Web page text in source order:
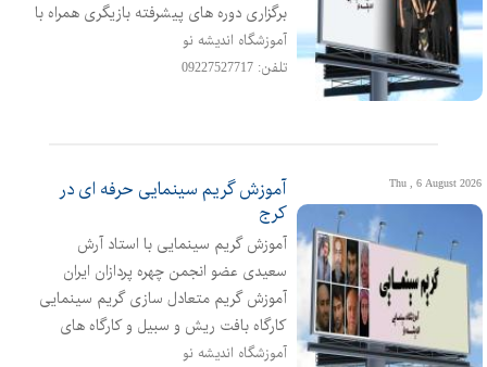
برگزاری دوره های پیشرفته بازیگری همراه با
کارگاه های ایده تا اجرا ارائه مدارک معتبر در
پایان دوره برای هنرجویان شروع دوره از اول
آموزشگاه اندیشه نو
تلفن: 09227527717
Thu , 6 August 2026
آموزش گریم سینمایی حرفه ای در
کرج
آموزش گریم سینمایی با استاد آرش
سعیدی عضو انجمن چهره پردازان ایران
آموزش گریم متعادل سازی گریم سینمایی
کارگاه بافت ریش و سبیل و کارگاه های
سلیکون و قالب سازی همراه با ارئه مدارک
آموزشگاه اندیشه نو